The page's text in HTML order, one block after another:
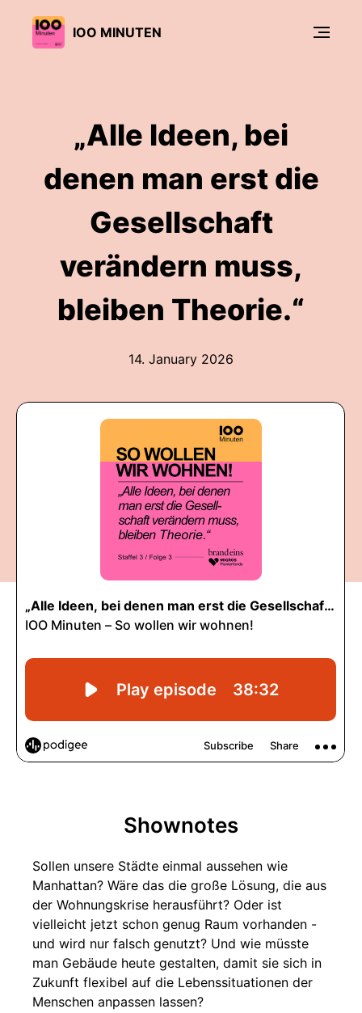
IOO MINUTEN
„Alle Ideen, bei
denen man erst die
Gesellschaft
verändern muss,
bleiben Theorie.“
14. January 2026
Shownotes
Sollen unsere Städte einmal aussehen wie
Manhattan? Wäre das die große Lösung, die aus
der Wohnungskrise herausführt? Oder ist
vielleicht jetzt schon genug Raum vorhanden -
und wird nur falsch genutzt? Und wie müsste
man Gebäude heute gestalten, damit sie sich in
Zukunft flexibel auf die Lebenssituationen der
Menschen anpassen lassen?